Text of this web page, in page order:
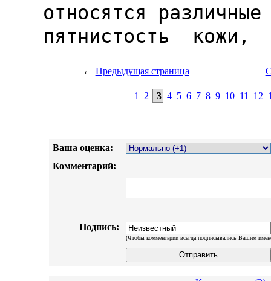
← Предыдущая страница
1 2 3 4 5 6 7 8 9 10 11 12
Ваша оценка:
Комментарий:
Подпись:
(Чтобы комментарии всегда подписывались Вашим